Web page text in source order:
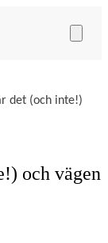
det (och inte!)
och vägen